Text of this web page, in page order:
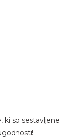
ki so sestavljene